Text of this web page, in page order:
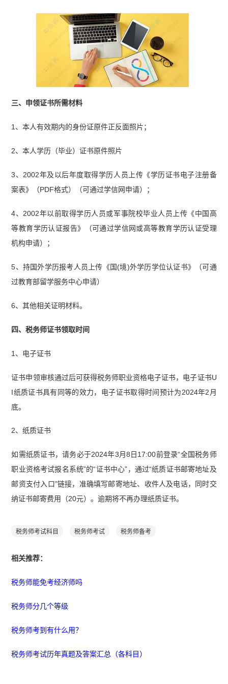
三、申领证书所需材料
1、本人有效期内的身份证原件正反面照片；
2、本人学历（毕业）证书原件照片
3、2002年及以后年度取得学历人员上传《学历证书电子注册备
案表》（PDF格式）（可通过学信网申请）；
4、2002年以前取得学历人员或军事院校毕业人员上传《中国高
等教育学历认证报告》（可通过学信网或高等教育学历认证受理
机构申请）；
5、持国外学历报考人员上传《国(境)外学历学位认证书》（可通
过教育部留学服务中心申请）
6、其他相关证明材料。
四、税务师证书领取时间
1、电子证书
证书申领审核通过后可获得税务师职业资格电子证书，电子证书U
I纸质证书具有同等的效力，电子证书取得时间预计为2024年2月
底。
2、纸质证书
如需纸质证书，请务必于2024年3月8日17:00前登录“全国税务师
职业资格考试报名系统”的“证书中心”，通过“纸质证书邮寄地址及
邮资支付入口”链接，准确填写邮寄地址、收件人及电话，同时交
纳证书邮寄费用（20元）。逾期将不再办理纸质证书。
税务师考试科目 税务师考试 税务师备考
相关推荐：
税务师能免考经济师吗
税务师分几个等级
税务师考到有什么用？
税务师考试历年真题及答案汇总（各科目）